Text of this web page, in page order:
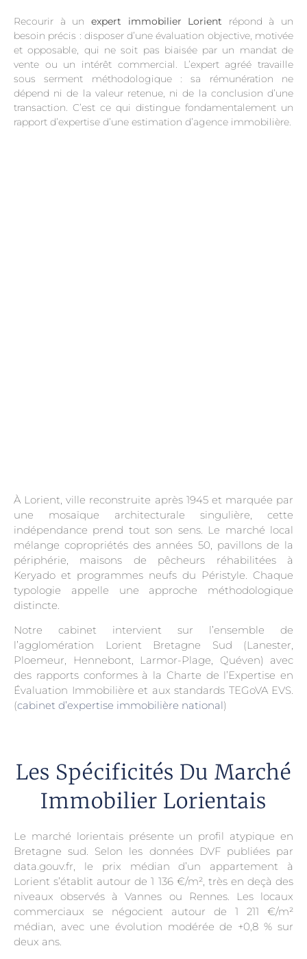
Recourir à un expert immobilier Lorient répond à un
besoin précis : disposer d’une évaluation objective, motivée
et opposable, qui ne soit pas biaisée par un mandat de
vente ou un intérêt commercial. L’expert agréé travaille
sous serment méthodologique : sa rémunération ne
dépend ni de la valeur retenue, ni de la conclusion d’une
transaction. C’est ce qui distingue fondamentalement un
rapport d’expertise d’une estimation d’agence immobilière.
À Lorient, ville reconstruite après 1945 et marquée par
une mosaïque architecturale singulière, cette
indépendance prend tout son sens. Le marché local
mélange copropriétés des années 50, pavillons de la
périphérie, maisons de pêcheurs réhabilitées à
Keryado et programmes neufs du Péristyle. Chaque
typologie appelle une approche méthodologique
distincte.
Notre cabinet intervient sur l’ensemble de
l’agglomération Lorient Bretagne Sud (Lanester,
Ploemeur, Hennebont, Larmor-Plage, Quéven) avec
des rapports conformes à la Charte de l’Expertise en
Évaluation Immobilière et aux standards TEGoVA EVS.
(cabinet d’expertise immobilière national)
Les Spécificités Du Marché
Immobilier Lorientais
Le marché lorientais présente un profil atypique en
Bretagne sud. Selon les données DVF publiées par
data.gouv.fr, le prix médian d’un appartement à
Lorient s’établit autour de 1 136 €/m², très en deçà des
niveaux observés à Vannes ou Rennes. Les locaux
commerciaux se négocient autour de 1 211 €/m²
médian, avec une évolution modérée de +0,8 % sur
deux ans.